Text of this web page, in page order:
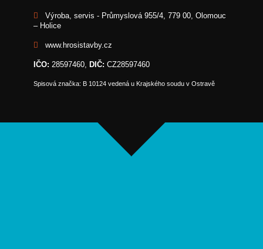
Výroba, servis - Průmyslová 955/4, 779 00, Olomouc
– Holice
www.hrosistavby.cz
IČO: 28597460, DIČ: CZ28597460
Spisová značka: B 10124 vedená u Krajského soudu v Ostravě